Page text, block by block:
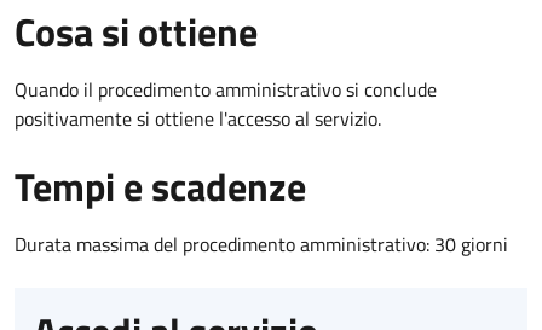
Cosa si ottiene
Quando il procedimento amministrativo si conclude
positivamente si ottiene l'accesso al servizio.
Tempi e scadenze
Durata massima del procedimento amministrativo: 30 giorni